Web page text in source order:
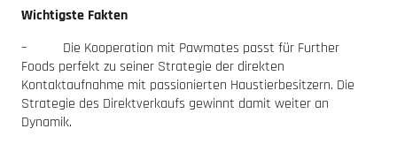
Wichtigste Fakten
– Die Kooperation mit Pawmates passt für Further
Foods perfekt zu seiner Strategie der direkten
Kontaktaufnahme mit passionierten Haustierbesitzern. Die
Strategie des Direktverkaufs gewinnt damit weiter an
Dynamik.